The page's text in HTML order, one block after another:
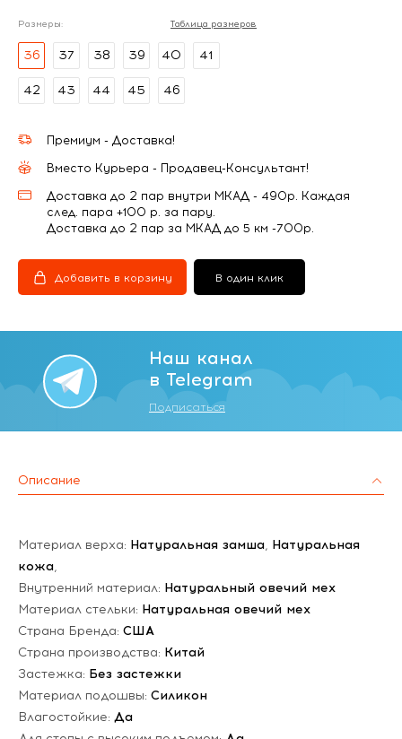
Размеры: Таблица размеров
36 37 38 39 40 41
42 43 44 45 46
Премиум - Доставка!
Вместо Курьера - Продавец-Консультант!
Доставка до 2 пар внутри МКАД - 490р. Каждая
след. пара +100 р. за пару.
Доставка до 2 пар за МКАД до 5 км -700р.
Добавить в корзину В один клик
Наш канал
в Telegram
Подписаться
Описание
Материал верха: Натуральная замша, Натуральная
кожа,
Внутренний материал: Натуральный овечий мех
Материал стельки: Натуральная овечий мех
Страна Бренда: США
Страна производства: Китай
Застежка: Без застежки
Материал подошвы: Силикон
Влагостойкие: Да